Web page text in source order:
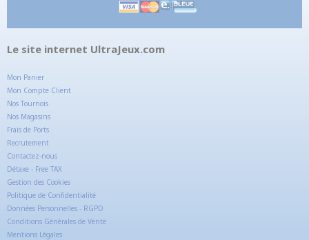
Le site internet UltraJeux.com
Mon Panier
Mon Compte Client
Nos Tournois
Nos Magasins
Frais de Ports
Recrutement
Contactez-nous
Détaxe - Free TAX
Gestion des Cookies
Politique de Confidentialité
Données Personnelles - RGPD
Conditions Générales de Vente
Mentions Légales